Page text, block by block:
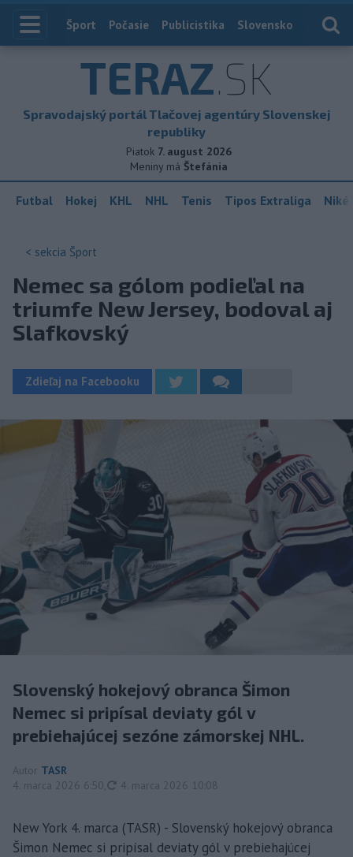
Index
Šport Počasie Publicistika Slovensko
TERAZ.SK
Spravodajský portál Tlačovej agentúry Slovenskej
republiky
Piatok 7. august 2026
Meniny má Štefánia
Futbal Hokej KHL NHL Tenis Tipos Extraliga
< sekcia Šport
Nemec sa gólom podieľal na
triumfe New Jersey, bodoval aj
Slafkovský
Zdieľaj na Facebooku
Slovenský hokejový obranca Šimon
Nemec si pripísal deviaty gól v
prebiehajúcej sezóne zámorskej NHL.
Autor TASR
4. marca 2026 6:50
aktualizované
4. marca 2026 10:08
New York 4. marca (TASR) - Slovenský hokejový obranca
Šimon Nemec si pripísal deviaty gól v prebiehajúcej